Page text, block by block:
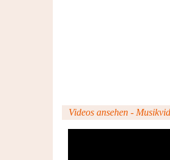
Videos ansehen -